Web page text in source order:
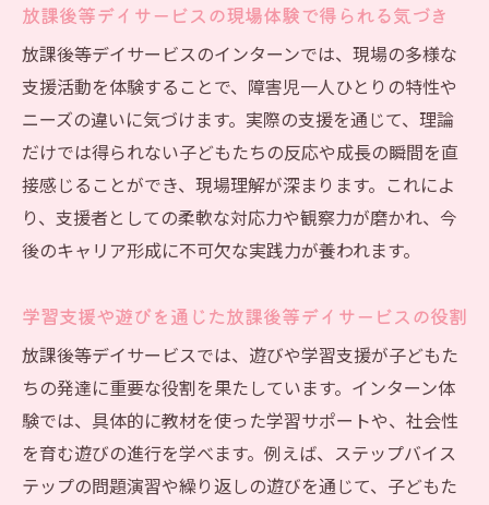
中高生プログラムに学ぶ放課後等デイサー
ビスの価値
インターン参加がキャリア形成に役立つ理由と
は
放課後等デイサービスのインターンが就職
活動に効果的な理由
キャリア形成に放課後等デイサービスが与
放課後等デイサービスで見つける自分の適
性と将来像
資格取得を目指す方に最適な放課後等デイ
サービス体験
インターン経験が放課後等デイサービスの
仕事選びに役立つ
放課後等デイサービスの現場体験で得られる気づき
放課後等デイサービスのインターンでは、現場の多様な
支援活動を体験することで、障害児一人ひとりの特性や
ニーズの違いに気づけます。実際の支援を通じて、理論
だけでは得られない子どもたちの反応や成長の瞬間を直
接感じることができ、現場理解が深まります。これによ
り、支援者としての柔軟な対応力や観察力が磨かれ、今
後のキャリア形成に不可欠な実践力が養われます。
学習支援や遊びを通じた放課後等デイサービスの役割
放課後等デイサービスでは、遊びや学習支援が子どもた
ちの発達に重要な役割を果たしています。インターン体
験では、具体的に教材を使った学習サポートや、社会性
を育む遊びの進行を学べます。例えば、ステップバイス
テップの問題演習や繰り返しの遊びを通じて、子どもた